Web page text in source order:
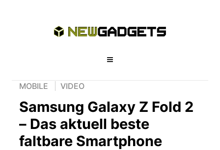
MOBILE VIDEO
Samsung Galaxy Z Fold 2
– Das aktuell beste
faltbare Smartphone